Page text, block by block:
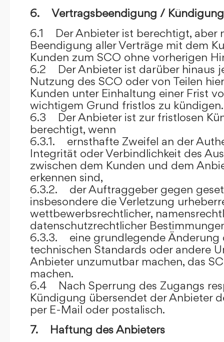
6. Vertragsbeendigung / Kündigung
6.1 Der Anbieter ist berechtigt, aber
Beendigung aller Verträge mit dem
Kunden zum SCO ohne vorherigen
6.2 Der Anbieter ist darüber hinaus
Nutzung des SCO oder von Teilen
Kunden unter Einhaltung einer Frist
wichtigem Grund fristlos zu kündigen.
6.3 Der Anbieter ist zur fristlosen
berechtigt, wenn
6.3.1. ernsthafte Zweifel an der
Integrität oder Verbindlichkeit des
zwischen dem Kunden und dem
erkennen sind,
6.3.2. der Auftraggeber gegen
insbesondere die Verletzung
wettbewerbsrechtlicher,
datenschutzrechtlicher
6.3.3. eine grundlegende Änderung
technischen Standards oder andere
Anbieter unzumutbar machen, das
machen.
6.4 Nach Sperrung des Zugangs
Kündigung übersendet der Anbieter
per E-Mail oder postalisch.
7. Haftung des Anbieters